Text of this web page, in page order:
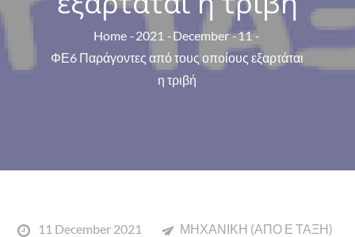
Home 2021 December 11
ΦΕ6 Παράγοντες από τους οποίους εξαρτάται
η τριβή
Posted11 December 2021 ΜΗΧΑΝΙΚΗ (ΑΠΟ Ε ΤΑΞΗ)